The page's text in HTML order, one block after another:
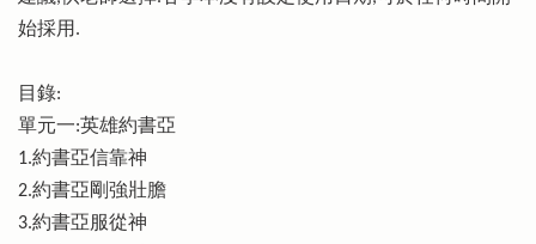
始採用.
目錄:
單元一:英雄約書亞
1.約書亞信靠神
2.約書亞剛強壯膽
3.約書亞服從神